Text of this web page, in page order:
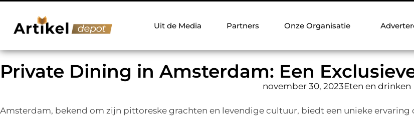
Uit de Media Partners Onze Organisatie
Private Dining in Amsterdam: Een
november 30, 2023Eten en drinken
Amsterdam, bekend om zijn pittoreske grachten en levendige cultuur, biedt een unieke ervaring